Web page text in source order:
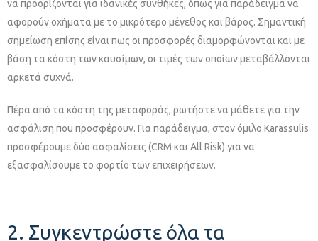
να προορίζονται για ιδανικές συνθήκες, όπως για παράδειγμα να
αφορούν οχήματα με το μικρότερο μέγεθος και βάρος. Σημαντική
σημείωση επίσης είναι πως οι προσφορές διαμορφώνονται και με
βάση τα κόστη των καυσίμων, οι τιμές των οποίων μεταβάλλονται
αρκετά συχνά.
Πέρα από τα κόστη της μεταφοράς, ρωτήστε να μάθετε για την
ασφάλιση που προσφέρουν. Για παράδειγμα, στον όμιλο Karassulis
προσφέρουμε δύο ασφαλίσεις (CRM και All Risk) για να
εξασφαλίσουμε το φορτίο των επιχειρήσεων.
2. Συγκεντρώστε όλα τα